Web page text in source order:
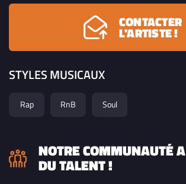
CONTACTER
L'ARTISTE !
STYLES MUSICAUX
Rap RnB Soul
NOTRE COMMUNAUTÉ A
DU TALENT !